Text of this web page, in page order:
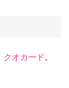
クオカード。